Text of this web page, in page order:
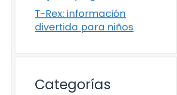
T-Rex: información
divertida para niños
Categorías